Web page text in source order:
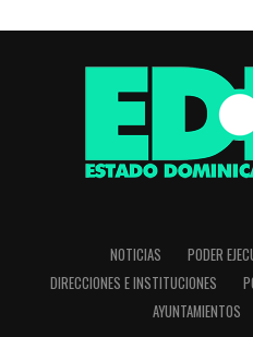
NOTICIAS PODER
DIRECCIONES E INSTITUCIONES
AYUNTAMIENTOS